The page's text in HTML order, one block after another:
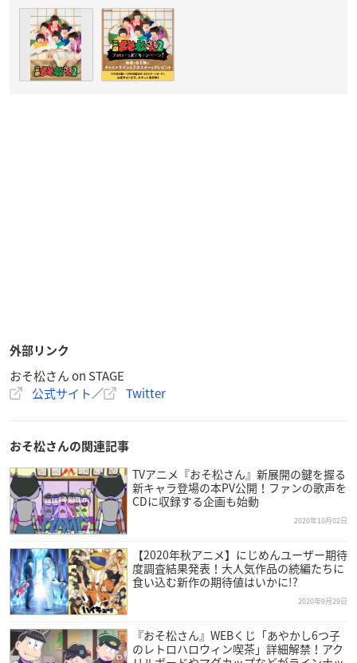
外部リンク
おそ松さん on STAGE
公式サイト／ Twitter
おそ松さんの関連記事
TVアニメ『おそ松さん』新展開の鍵を握る
新キャラ登場の本PV公開！ファンの歌声を
CDに収録する企画も始動
2020年10月02日
【2020年秋アニメ】にじめんユーザー期待
度調査結果発表！大人気作品の続編たちに
食い込む新作の期待値はいかに!?
2020年9月29日
『おそ松さん』WEBくじ「あやかし6つ子
のレトロハロウィン喫茶」詳細解禁！アク